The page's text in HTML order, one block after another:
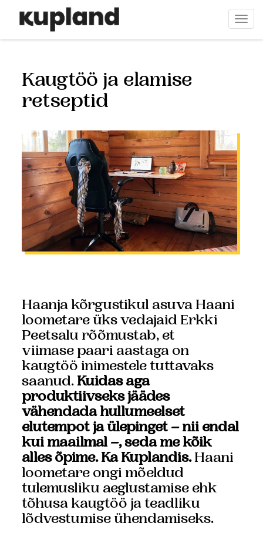
Kaugtöö ja elamise
retseptid
Haanja kõrgustikul asuva Haani
loometare üks vedajaid Erkki
Peetsalu rõõmustab, et
viimase paari aastaga on
kaugtöö inimestele tuttavaks
saanud. Kuidas aga
produktiivseks jäädes
vähendada hullumeelset
elutempot ja ülepinget – nii endal
kui maailmal –, seda me kõik
alles õpime. Ka Kuplandis. Haani
loometare ongi mõeldud
tulemusliku aeglustamise ehk
tõhusa kaugtöö ja teadliku
lõdvestumise ühendamiseks.